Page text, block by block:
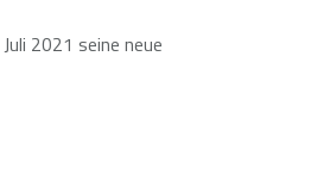
2021 seine neue